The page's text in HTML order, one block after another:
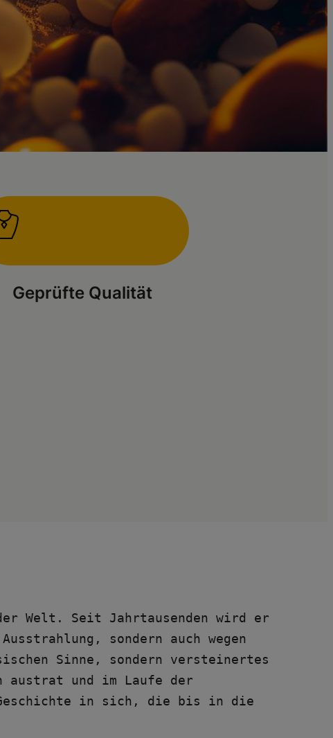
Geprüfte Qualität
Welt. Seit Jahrtausenden wird er
sondern auch wegen
Sinne, sondern versteinertes
austrat und im Laufe der
in sich, die bis in die